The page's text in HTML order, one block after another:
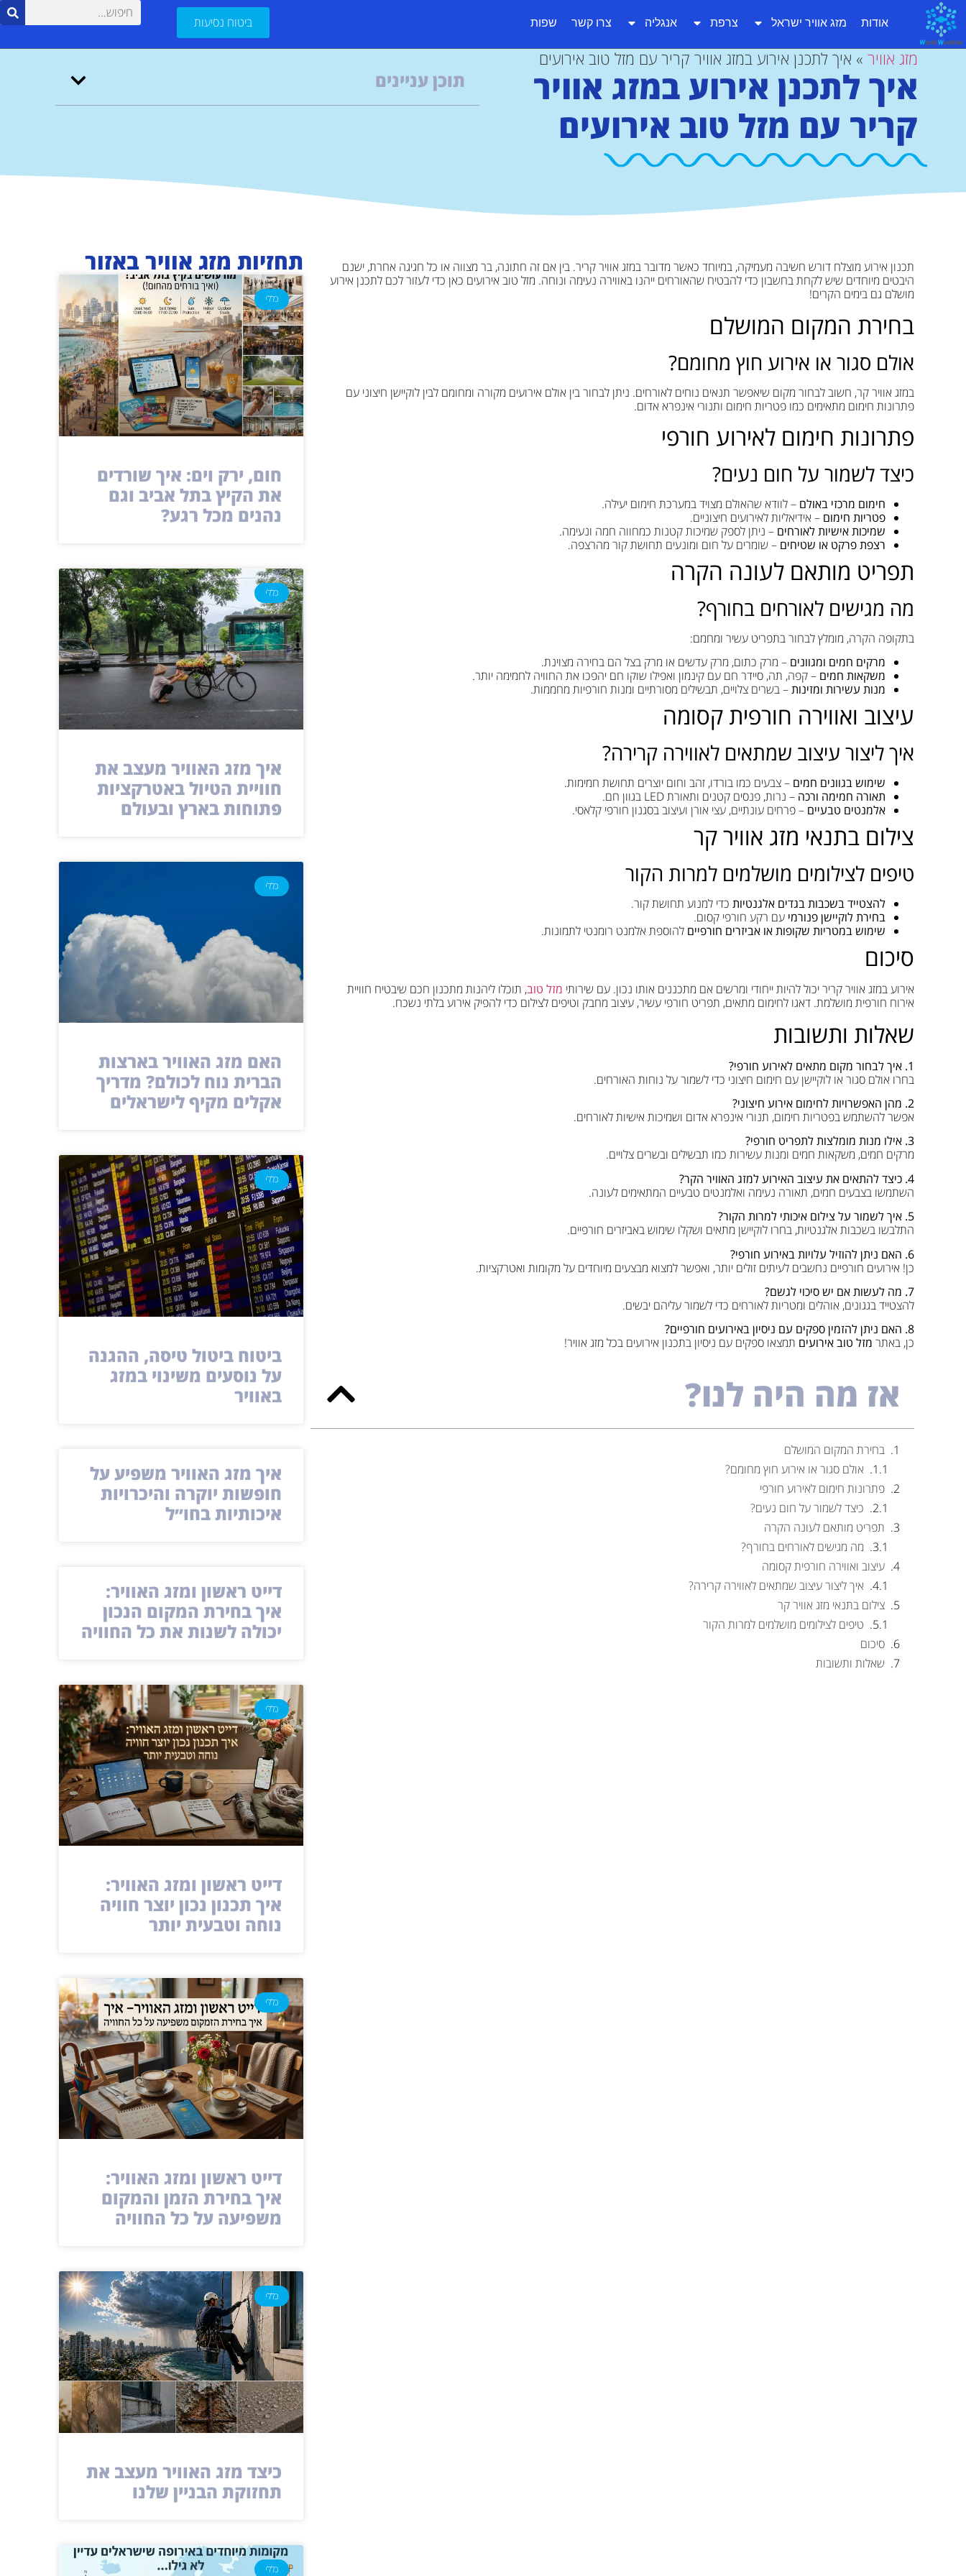
אודות מזג אוויר ישראל צרפת אנגליה צרו קשר שפות ביטוח נסיעות
מזג אוויר » איך לתכנן אירוע במזג אוויר קריר עם מזל טוב אירועים
איך לתכנן אירוע במזג אוויר
קריר עם מזל טוב אירועים
תוכן עניינים
תכנון אירוע מוצלח דורש חשיבה מעמיקה, במיוחד כאשר מדובר במזג אוויר קריר. בין אם זה חתונה, בר מצווה או כל חגיגה אחרת, ישנם
היבטים מיוחדים שיש לקחת בחשבון כדי להבטיח שהאורחים ייהנו באווירה נעימה ונוחה. מזל טוב אירועים כאן כדי לעזור לכם לתכנן אירוע
מושלם גם בימים הקרים!
בחירת המקום המושלם
אולם סגור או אירוע חוץ מחומם?
במזג אוויר קר, חשוב לבחור מקום שיאפשר תנאים נוחים לאורחים. ניתן לבחור בין אולם אירועים מקורה ומחומם לבין לוקיישן חיצוני עם
פתרונות חימום מתאימים כמו פטריות חימום ותנורי אינפרא אדום.
פתרונות חימום לאירוע חורפי
כיצד לשמור על חום נעים?
חימום מרכזי באולם – לוודא שהאולם מצויד במערכת חימום יעילה.
פטריות חימום – אידיאליות לאירועים חיצוניים.
שמיכות אישיות לאורחים – ניתן לספק שמיכות קטנות כמחווה חמה ונעימה.
רצפת פרקט או שטיחים – שומרים על חום ומונעים תחושת קור מהרצפה.
תפריט מותאם לעונה הקרה
מה מגישים לאורחים בחורף?
בתקופה הקרה, מומלץ לבחור בתפריט עשיר ומחמם:
מרקים חמים ומגוונים – מרק כתום, מרק עדשים או מרק בצל הם בחירה מצוינת.
משקאות חמים – קפה, תה, סיידר חם עם קינמון ואפילו שוקו חם יהפכו את החוויה לחמימה יותר.
מנות עשירות ומזינות– בשרים צלויים, תבשילים מסורתיים ומנות חורפיות מחממות.
עיצוב ואווירה חורפית קסומה
איך ליצור עיצוב שמתאים לאווירה קרירה?
שימוש בגוונים חמים – צבעים כמו בורדו, זהב וחום יוצרים תחושת חמימות.
תאורה חמימה ורכה – נרות, פנסים קטנים ותאורת LED בגוון חם.
אלמנטים טבעיים – פרחים עונתיים, עצי אורן ועיצוב בסגנון חורפי קלאסי.
צילום בתנאי מזג אוויר קר
טיפים לצילומים מושלמים למרות הקור
להצטייד בשכבות בגדים אלגנטיות כדי למנוע תחושת קור.
בחירת לוקיישן פנורמי עם רקע חורפי קסום.
שימוש במטריות שקופות או אביזרים חורפיים להוספת אלמנט רומנטי לתמונות.
סיכום
אירוע במזג אוויר קריר יכול להיות ייחודי ומרשים אם מתכננים אותו נכון. עם שירותי מזל טוב, תוכלו ליהנות מתכנון חכם שיבטיח חוויית
אירוח חורפית מושלמת. דאגו לחימום מתאים, תפריט חורפי עשיר, עיצוב מחבק וטיפים לצילום כדי להפיק אירוע בלתי נשכח.
שאלות ותשובות
1. איך לבחור מקום מתאים לאירוע חורפי?
בחרו אולם סגור או לוקיישן עם חימום חיצוני כדי לשמור על נוחות האורחים.
2. מהן האפשרויות לחימום אירוע חיצוני?
אפשר להשתמש בפטריות חימום, תנורי אינפרא אדום ושמיכות אישיות לאורחים.
3. אילו מנות מומלצות לתפריט חורפי?
מרקים חמים, משקאות חמים ומנות עשירות כמו תבשילים ובשרים צלויים.
4. כיצד להתאים את עיצוב האירוע למזג האוויר הקר?
השתמשו בצבעים חמים, תאורה נעימה ואלמנטים טבעיים המתאימים לעונה.
5. איך לשמור על צילום איכותי למרות הקור?
התלבשו בשכבות אלגנטיות, בחרו לוקיישן מתאים ושקלו שימוש באביזרים חורפיים.
6. האם ניתן להוזיל עלויות באירוע חורפי?
כן! אירועים חורפיים נחשבים לעיתים זולים יותר, ואפשר למצוא מבצעים מיוחדים על מקומות ואטרקציות.
7. מה לעשות אם יש סיכוי לגשם?
להצטייד בגגונים, אוהלים ומטריות לאורחים כדי לשמור עליהם יבשים.
8. האם ניתן להזמין ספקים עם ניסיון באירועים חורפיים?
כן, באתר מזל טוב אירועים תמצאו ספקים עם ניסיון בתכנון אירועים בכל מזג אוויר!
אז מה היה לנו?
בחירת המקום המושלם
אולם סגור או אירוע חוץ מחומם?
פתרונות חימום לאירוע חורפי
כיצד לשמור על חום נעים?
תפריט מותאם לעונה הקרה
מה מגישים לאורחים בחורף?
עיצוב ואווירה חורפית קסומה
איך ליצור עיצוב שמתאים לאווירה קרירה?
צילום בתנאי מזג אוויר קר
טיפים לצילומים מושלמים למרות הקור
סיכום
שאלות ותשובות
תחזיות מזג אוויר באזור
כללי
חום, ירק וים: איך שורדים
את הקיץ בתל אביב וגם
נהנים מכל רגע?
כללי
איך מזג האוויר מעצב את
חוויית הטיול באטרקציות
פתוחות בארץ ובעולם
כללי
האם מזג האוויר בארצות
הברית נוח לכולם? מדריך
אקלים מקיף לישראלים
כללי
ביטוח ביטול טיסה, ההגנה
על נוסעים משינוי במזג
באוויר
איך מזג האוויר משפיע על
חופשות יוקרה והיכרויות
איכותיות בחו״ל
דייט ראשון ומזג האוויר:
איך בחירת המקום הנכון
יכולה לשנות את כל החוויה
כללי
דייט ראשון ומזג האוויר:
איך תכנון נכון יוצר חוויה
נוחה וטבעית יותר
כללי
דייט ראשון ומזג האוויר:
איך בחירת הזמן והמקום
משפיעה על כל החוויה
כללי
כיצד מזג האוויר מעצב את
תחזוקת הבניין שלנו
כללי